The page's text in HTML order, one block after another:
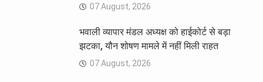
07 August, 2026
भवाली व्यापार मंडल अध्यक्ष को हाईकोर्ट से बड़ा
झटका, यौन शोषण मामले में नहीं मिली राहत
07 August, 2026